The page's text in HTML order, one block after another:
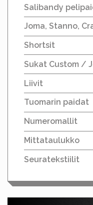
Salibandy
Joma, Stanno,
Shortsit
Sukat Custom /
Liivit
Tuomarin paidat
Numeromallit
Mittataulukko
Seuratekstiilit